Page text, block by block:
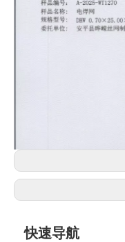
快速导航